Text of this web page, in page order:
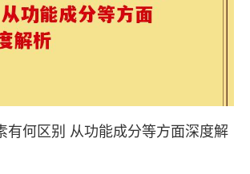
有何区别 从功能成分等方面深度解